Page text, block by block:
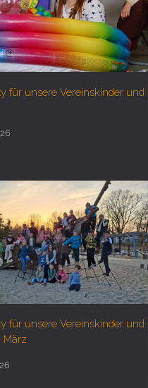
Kontraste
für unsere Vereinskinder und
für unsere Vereinskinder und
März